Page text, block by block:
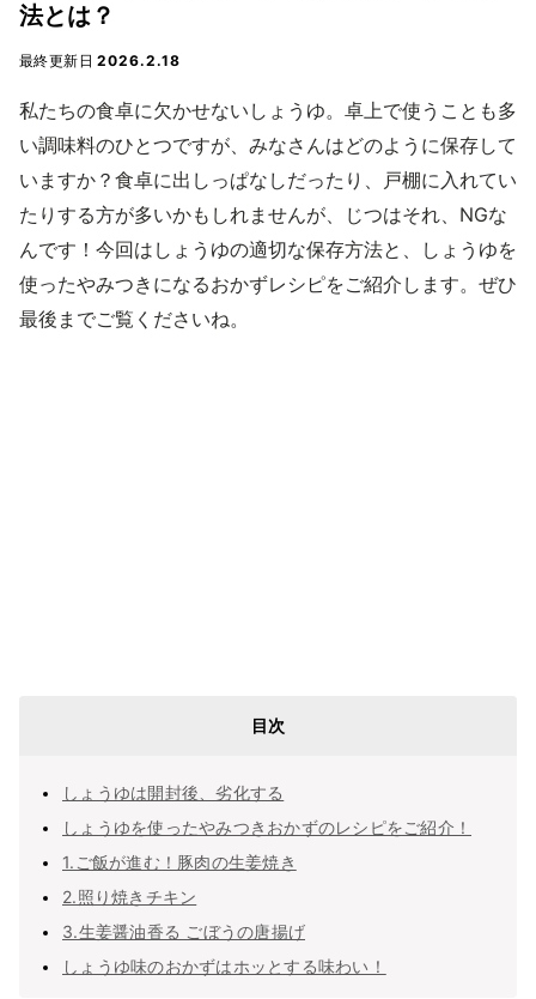
法とは？
最終更新日2026.2.18
私たちの食卓に欠かせないしょうゆ。卓上で使うことも多
い調味料のひとつですが、みなさんはどのように保存して
いますか？食卓に出しっぱなしだったり、戸棚に入れてい
たりする方が多いかもしれませんが、じつはそれ、NGな
んです！今回はしょうゆの適切な保存方法と、しょうゆを
使ったやみつきになるおかずレシピをご紹介します。ぜひ
最後までご覧くださいね。
目次
しょうゆは開封後、劣化する
しょうゆを使ったやみつきおかずのレシピをご紹介！
1.ご飯が進む！豚肉の生姜焼き
2.照り焼きチキン
3.生姜醤油香る ごぼうの唐揚げ
しょうゆ味のおかずはホッとする味わい！